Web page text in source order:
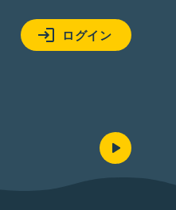
ログイン